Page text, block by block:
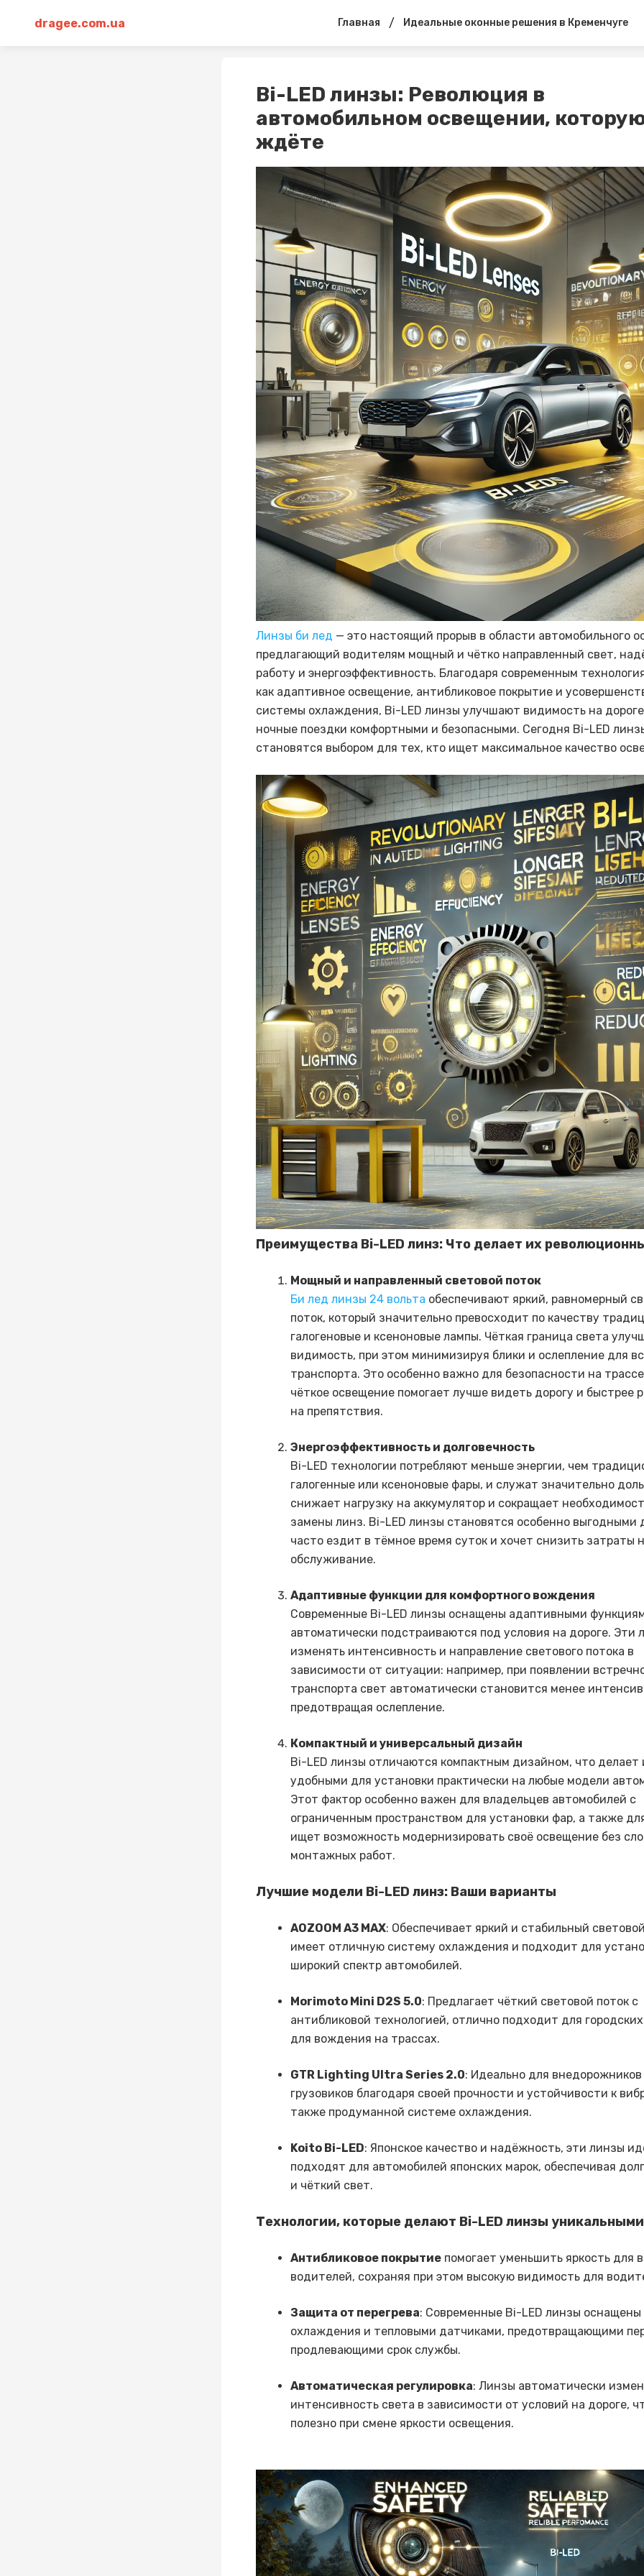
dragee.com.ua Главная / Идеальные оконные решения в Кременчуге
Bi-LED линзы: Революция в
автомобильном освещении,
ждёте
Линзы би лед — это настоящий прорыв в области автомобильного
предлагающий водителям мощный и чётко направленный свет,
работу и энергоэффективность. Благодаря современным
как адаптивное освещение, антибликовое покрытие и
системы охлаждения, Bi-LED линзы улучшают видимость на
ночные поездки комфортными и безопасными. Сегодня Bi-LED
становятся выбором для тех, кто ищет максимальное качество
Преимущества Bi-LED линз: Что делает их
Мощный и направленный световой поток
Би лед линзы 24 вольта обеспечивают яркий, равномерный
поток, который значительно превосходит по качеству
галогеновые и ксеноновые лампы. Чёткая граница света
видимость, при этом минимизируя блики и ослепление для
транспорта. Это особенно важно для безопасности на
чёткое освещение помогает лучше видеть дорогу и быстрее
на препятствия.
Энергоэффективность и долговечность
Bi-LED технологии потребляют меньше энергии, чем
галогенные или ксеноновые фары, и служат значительно
снижает нагрузку на аккумулятор и сокращает
замены линз. Bi-LED линзы становятся особенно выгодными
часто ездит в тёмное время суток и хочет снизить затраты
обслуживание.
Адаптивные функции для комфортного вождения
Современные Bi-LED линзы оснащены адаптивными
автоматически подстраиваются под условия на дороге. Эти
изменять интенсивность и направление светового потока в
зависимости от ситуации: например, при появлении
транспорта свет автоматически становится менее
предотвращая ослепление.
Компактный и универсальный дизайн
Bi-LED линзы отличаются компактным дизайном, что делает
удобными для установки практически на любые модели
Этот фактор особенно важен для владельцев автомобилей с
ограниченным пространством для установки фар, а также
ищет возможность модернизировать своё освещение без
монтажных работ.
Лучшие модели Bi-LED линз: Ваши варианты
AOZOOM A3 MAX: Обеспечивает яркий и стабильный
имеет отличную систему охлаждения и подходит для
широкий спектр автомобилей.
Morimoto Mini D2S 5.0: Предлагает чёткий световой поток с
антибликовой технологией, отлично подходит для
для вождения на трассах.
GTR Lighting Ultra Series 2.0: Идеально для
грузовиков благодаря своей прочности и устойчивости к
также продуманной системе охлаждения.
Koito Bi-LED: Японское качество и надёжность, эти линзы
подходят для автомобилей японских марок, обеспечивая
и чёткий свет.
Технологии, которые делают Bi-LED линзы уникальными
Антибликовое покрытие помогает уменьшить яркость для
водителей, сохраняя при этом высокую видимость для
Защита от перегрева: Современные Bi-LED линзы
охлаждения и тепловыми датчиками, предотвращающими
продлевающими срок службы.
Автоматическая регулировка: Линзы автоматически
интенсивность света в зависимости от условий на дороге,
полезно при смене яркости освещения.